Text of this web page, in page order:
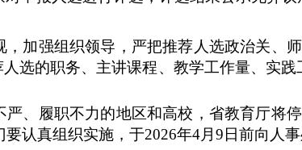
，加强组织领导，严把推荐人选政治关、
人选的职务、主讲课程、教学工作量、实
严、履职不力的地区和高校，省教育厅将
要认真组织实施，于2026年4月 9 日前向 人